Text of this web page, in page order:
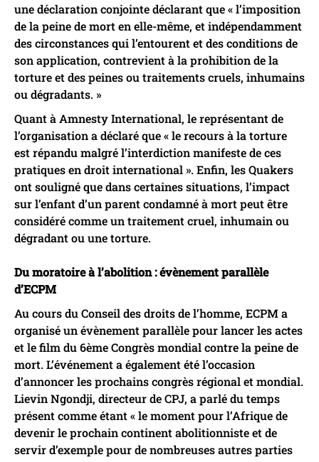
une déclaration conjointe déclarant que « l’imposition
de la peine de mort en elle-même, et indépendamment
des circonstances qui l’entourent et des conditions de
son application, contrevient à la prohibition de la
torture et des peines ou traitements cruels, inhumains
ou dégradants. »
Quant à Amnesty International, le représentant de
l’organisation a déclaré que « le recours à la torture
est répandu malgré l’interdiction manifeste de ces
pratiques en droit international ». Enfin, les Quakers
ont souligné que dans certaines situations, l’impact
sur l’enfant d’un parent condamné à mort peut être
considéré comme un traitement cruel, inhumain ou
dégradant ou une torture.
Du moratoire à l’abolition : évènement parallèle
d’ECPM
Au cours du Conseil des droits de l’homme, ECPM a
organisé un évènement parallèle pour lancer les actes
et le film du 6ème Congrès mondial contre la peine de
mort. L’événement a également été l’occasion
d’annoncer les prochains congrès régional et mondial.
Lievin Ngondji, directeur de CPJ, a parlé du temps
présent comme étant « le moment pour l’Afrique de
devenir le prochain continent abolitionniste et de
servir d’exemple pour de nombreuses autres parties